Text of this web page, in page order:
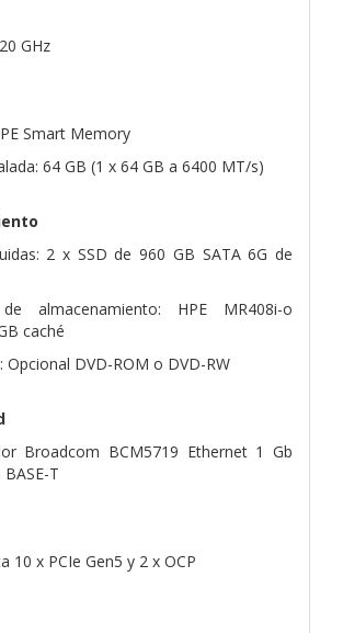
GHz
Smart Memory
64 GB (1 x 64 GB a 6400 MT/s)
2 x SSD de 960 GB SATA 6G de
almacenamiento: HPE MR408i-o
caché
Opcional DVD-ROM o DVD-RW
Broadcom BCM5719 Ethernet 1 Gb
T
10 x PCIe Gen5 y 2 x OCP